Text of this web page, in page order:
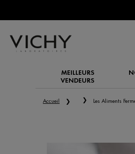
MEILLEURS
VENDEURS
Accueil Les Aliments